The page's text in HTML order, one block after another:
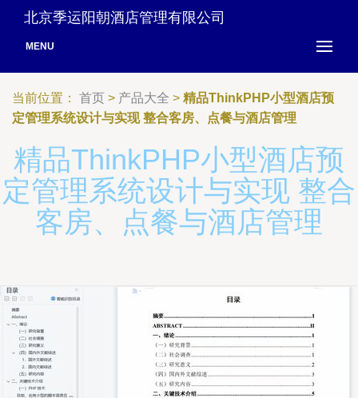
北京季运阳朝酒店管理有限公司
MENU
当前位置： 首页 > 产品大全 > 精品ThinkPHP小型酒店预
定管理系统设计与实现 整合客房、点餐与酒店管理
精品ThinkPHP小型酒店预
定管理系统设计与实现 整合
客房、点餐与酒店管理